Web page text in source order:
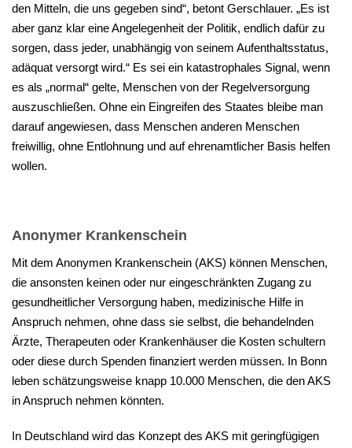
den Mitteln, die uns gegeben sind“, betont Gerschlauer. „Es ist
aber ganz klar eine Angelegenheit der Politik, endlich dafür zu
sorgen, dass jeder, unabhängig von seinem Aufenthaltsstatus,
adäquat versorgt wird.“ Es sei ein katastrophales Signal, wenn
es als „normal“ gelte, Menschen von der Regelversorgung
auszuschließen. Ohne ein Eingreifen des Staates bleibe man
darauf angewiesen, dass Menschen anderen Menschen
freiwillig, ohne Entlohnung und auf ehrenamtlicher Basis helfen
wollen.
Anonymer Krankenschein
Mit dem Anonymen Krankenschein (AKS) können Menschen,
die ansonsten keinen oder nur eingeschränkten Zugang zu
gesundheitlicher Versorgung haben, medizinische Hilfe in
Anspruch nehmen, ohne dass sie selbst, die behandelnden
Ärzte, Therapeuten oder Krankenhäuser die Kosten schultern
oder diese durch Spenden finanziert werden müssen. In Bonn
leben schätzungsweise knapp 10.000 Menschen, die den AKS
in Anspruch nehmen könnten.
In Deutschland wird das Konzept des AKS mit geringfügigen